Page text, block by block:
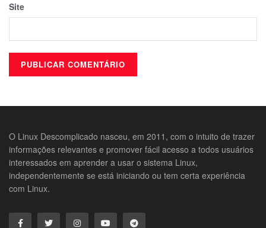
Site
O Linux Descomplicado nasceu, em 2011, com o intuito de trazer
informações relevantes e promover fácil acesso a todos usuários
interessados em aprender a usar o sistema Linux,
independentemente se está iniciando ou tem certa experiência
com Linux.